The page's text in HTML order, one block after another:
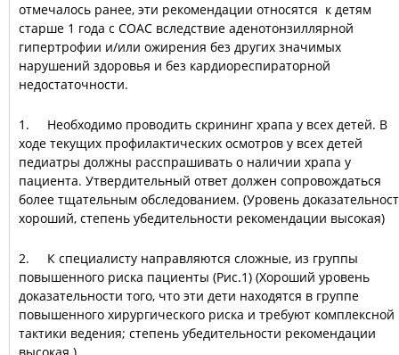
отмечалось ранее, эти рекомендации относятся к детям
старше 1 года с СОАС вследствие аденотонзиллярной
гипертрофии и/или ожирения без других значимых
нарушений здоровья и без кардиореспираторной
недостаточности.
1. Необходимо проводить скрининг храпа у всех детей. В
ходе текущих профилактических осмотров у всех детей
педиатры должны расспрашивать о наличии храпа у
пациента. Утвердительный ответ должен сопровождаться
более тщательным обследованием. (Уровень
хороший, степень убедительности рекомендации высокая)
2. К специалисту направляются сложные, из группы
повышенного риска пациенты (Рис.1) (Хороший уровень
доказательности того, что эти дети находятся в группе
повышенного хирургического риска и требуют комплексной
тактики ведения; степень убедительности рекомендации